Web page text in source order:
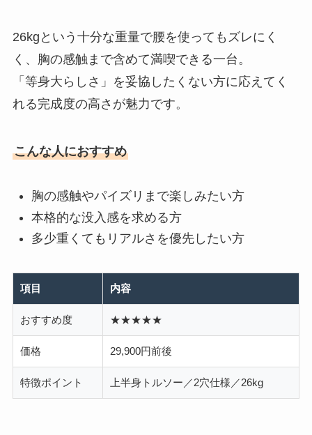
26kgという十分な重量で腰を使ってもズレにく
く、胸の感触まで含めて満喫できる一台。
「等身大らしさ」を妥協したくない方に応えてく
れる完成度の高さが魅力です。
こんな人におすすめ
胸の感触やパイズリまで楽しみたい方
本格的な没入感を求める方
多少重くてもリアルさを優先したい方
項目 内容
おすすめ度 ★★★★★
価格 29,900円前後
特徴ポイント 上半身トルソー／2穴仕様／26kg